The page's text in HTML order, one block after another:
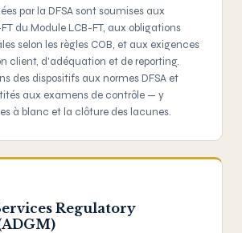
par la DFSA sont soumises aux
du Module LCB-FT, aux obligations
selon les règles COB, et aux exigences
client, d'adéquation et de reporting.
des dispositifs aux normes DFSA et
aux examens de contrôle — y
à blanc et la clôture des lacunes.
Regulatory